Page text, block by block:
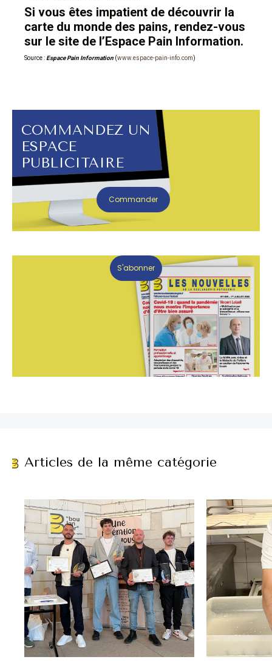
Si vous êtes impatient de découvrir la
carte du monde des pains, rendez-vous
sur le site de l’Espace Pain Information.
Source : Espace Pain Information (www.espace-pain-info.com)
COMMANDEZ UN
ESPACE
PUBLICITAIRE
Commander
S'abonner
Articles de la même catégorie